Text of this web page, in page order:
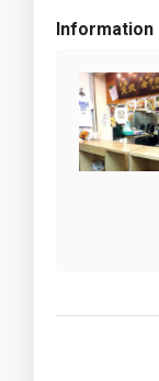
Information